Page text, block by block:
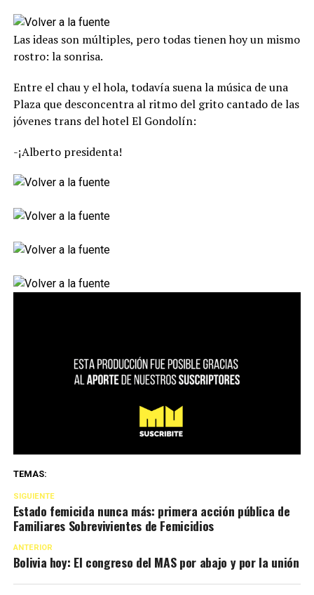
Las ideas son múltiples, pero todas tienen hoy un mismo
rostro: la sonrisa.
Entre el chau y el hola, todavía suena la música de una
Plaza que desconcentra al ritmo del grito cantado de las
jóvenes trans del hotel El Gondolín:
-¡Alberto presidenta!
TEMAS:
SIGUIENTE
Estado femicida nunca más: primera acción pública de
Familiares Sobrevivientes de Femicidios
ANTERIOR
Bolivia hoy: El congreso del MAS por abajo y por la unión